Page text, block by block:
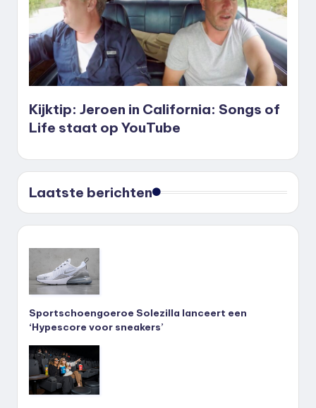
Kijktip: Jeroen in California: Songs of
Life staat op YouTube
Laatste berichten
Sportschoengoeroe Solezilla lanceert een
‘Hypescore voor sneakers’